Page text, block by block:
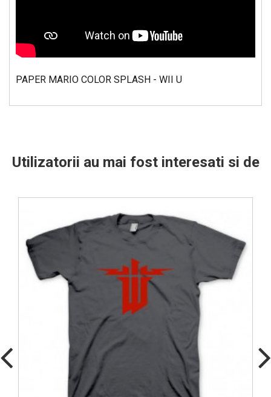
PAPER MARIO COLOR SPLASH - WII U
Utilizatorii au mai fost interesati si de